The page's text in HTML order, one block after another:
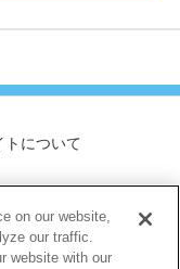
トについて
規約
on our website,
our traffic.
website with our